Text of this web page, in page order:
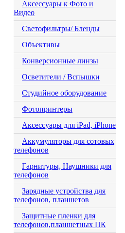
Аксессуары к Фото и
Видео
Светофильтры/ Бленды
Объективы
Конверсионные линзы
Осветители / Вспышки
Студийное оборудование
Фотопринтеры
Аксессуары для iPad, iPhone
Аккумуляторы для сотовых
телефонов
Гарнитуры, Наушники для
телефонов
Зарядные устройства для
телефонов, планшетов
Защитные пленки для
телефонов,планшетных ПК